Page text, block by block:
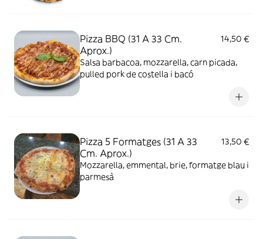
Pizza BBQ (31 A 33 Cm.
Aprox.)
14,50 €
Salsa barbacoa, mozzarella, carn picada,
pulled pork de costella i bacó
Pizza 5 Formatges (31 A 33
Cm. Aprox.)
13,50 €
Mozzarella, emmental, brie, formatge blau i
parmesà